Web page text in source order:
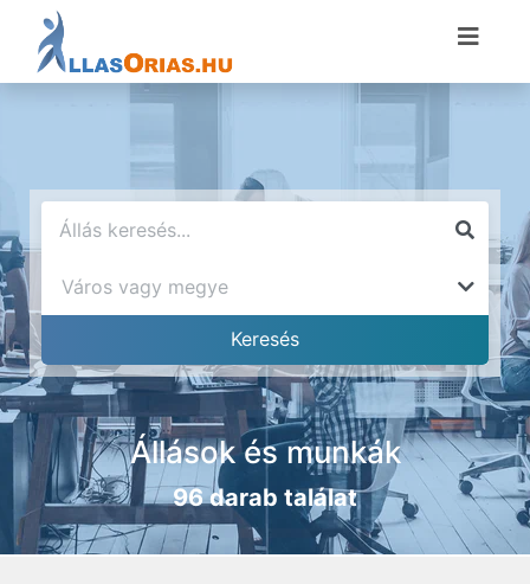
Állások és munkák
96 darab találat